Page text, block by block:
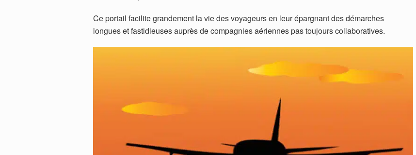
Ce portail facilite grandement la vie des voyageurs en leur épargnant des démarches
longues et fastidieuses auprès de compagnies aériennes pas toujours collaboratives.